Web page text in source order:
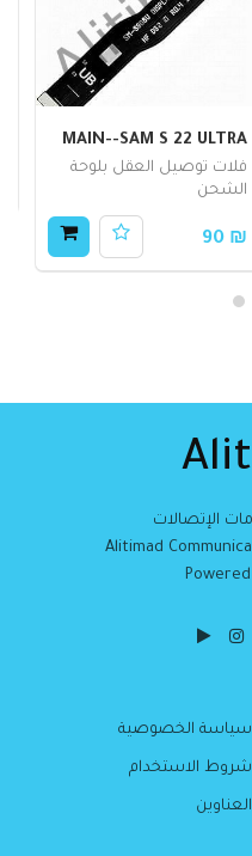
MAIN--SAM S 22 ULTRA
فلات توصيل العقل بلوحة
الشحن
₪ 90
الإتصالات
Alitimad
سياسة الخصوصية
شروط الاستخدام
العناوين